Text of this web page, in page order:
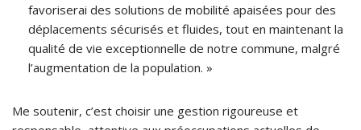
favoriserai des solutions de mobilité apaisées pour des
déplacements sécurisés et fluides, tout en maintenant la
qualité de vie exceptionnelle de notre commune, malgré
l’augmentation de la population. »
Me soutenir, c’est choisir une gestion rigoureuse et